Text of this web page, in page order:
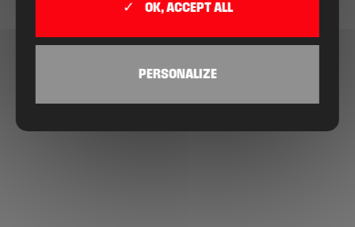
OK, ACCEPT ALL
PERSONALIZE